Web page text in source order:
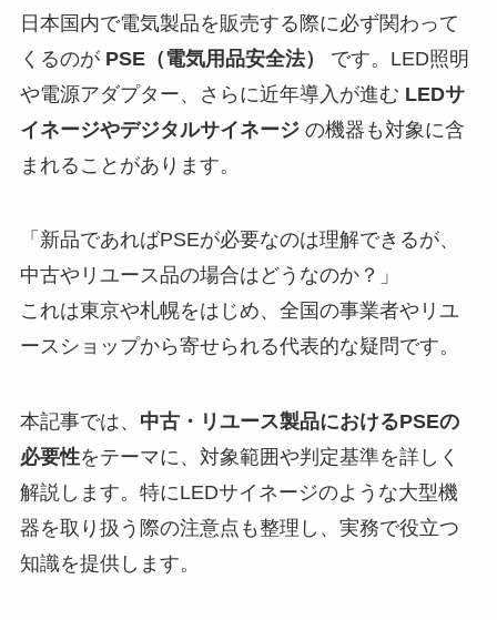
日本国内で電気製品を販売する際に必ず関わって
くるのが PSE（電気用品安全法）
です。LED照明
や電源アダプター、さらに近年導入が進む LEDサ
イネージやデジタルサイネージの機器も対象に含
まれることがあります。
「新品であればPSEが必要なのは理解できるが、
中古やリユース品の場合はどうなのか？」
これは東京や札幌をはじめ、全国の事業者やリユ
ースショップから寄せられる代表的な疑問です。
本記事では、 中古・リユース製品におけるPSEの
必要性をテーマに、対象範囲や判定基準を詳しく
解説します。特にLEDサイネージのような大型機
器を取り扱う際の注意点も整理し、実務で役立つ
知識を提供します。